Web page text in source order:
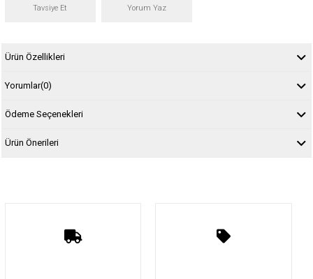
Tavsiye Et Yorum Yaz
Ürün Özellikleri
Yorumlar(0)
Ödeme Seçenekleri
Ürün Önerileri